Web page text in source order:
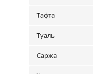
Тафта
Туаль
Саржа